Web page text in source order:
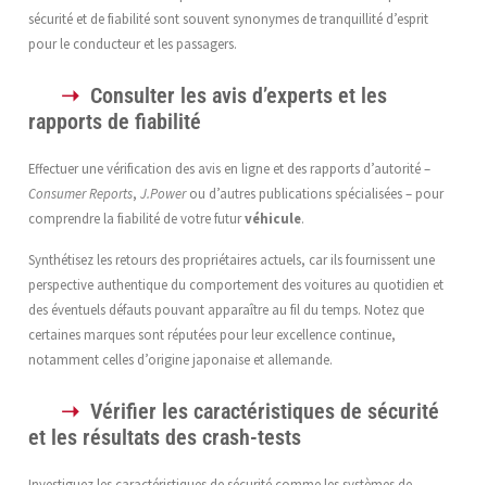
sécurité et de fiabilité sont souvent synonymes de tranquillité d’esprit
pour le conducteur et les passagers.
Consulter les avis d’experts et les
rapports de fiabilité
Effectuer une vérification des avis en ligne et des rapports d’autorité –
Consumer Reports, J.Powerou d’autres publications spécialisées – pour
comprendre la fiabilité de votre futurvéhicule.
Synthétisez les retours des propriétaires actuels, car ils fournissent une
perspective authentique du comportement des voitures au quotidien et
des éventuels défauts pouvant apparaître au fil du temps. Notez que
certaines marques sont réputées pour leur excellence continue,
notamment celles d’origine japonaise et allemande.
Vérifier les caractéristiques de sécurité
et les résultats des crash-tests